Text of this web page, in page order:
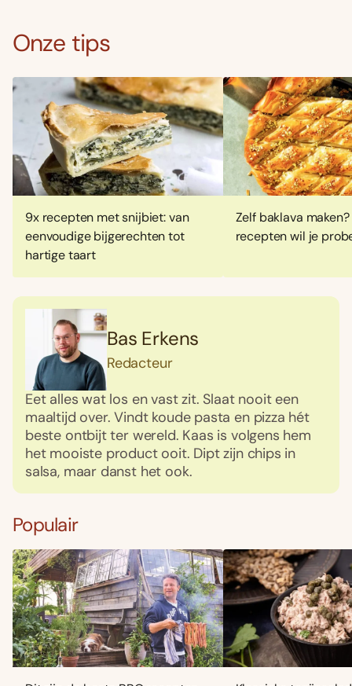
Onze tips
9x recepten met snijbiet: van
eenvoudige bijgerechten tot
hartige taart
Zelf baklava
recepten wil je
Bas Erkens
Redacteur
Eet alles wat los en vast zit. Slaat nooit een
maaltijd over. Vindt koude pasta en pizza hét
beste ontbijt ter wereld. Kaas is volgens hem
het mooiste product ooit. Dipt zijn chips in
salsa, maar danst het ook.
Populair